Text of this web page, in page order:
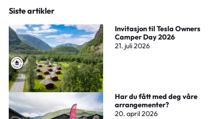
Siste artikler
Invitasjon til Tesla Owners
Camper Day 2026
21. juli 2026
Har du fått med deg våre
arrangementer?
20. april 2026